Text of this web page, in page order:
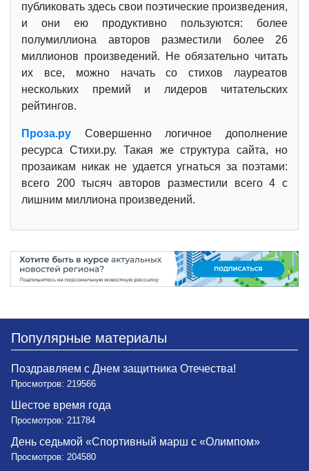
публиковать здесь свои поэтические произведения,
и они ею продуктивно пользуются: более
полумиллиона авторов разместили более 26
миллионов произведений. Не обязательно читать
их все, можно начать со стихов лауреатов
нескольких премий и лидеров читательских
рейтингов.
Проза.ру Совершенно логичное дополнение
ресурса Стихи.ру. Такая же структура сайта, но
прозаикам никак не удается угнаться за поэтами:
всего 200 тысяч авторов разместили всего 4 с
лишним миллиона произведений.
Популярные материалы
Поздравляем с Днем защитника Отечества!
Просмотров: 219566
Шестое время года
Просмотров: 211784
День седьмой «Спортивный марш с «Олимпом»
Просмотров: 204580